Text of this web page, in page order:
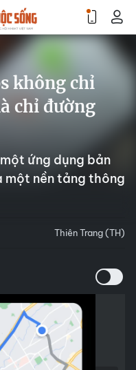
không chỉ
chỉ đường
ứng dụng bản
một nền tảng thông
Thiên Trang (TH)